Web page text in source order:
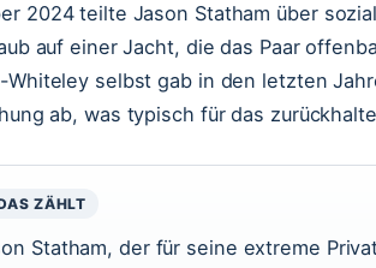
2024 teilte Jason Statham über
auf einer Jacht, die das Paar
Whiteley selbst gab in den letzten
ab, was typisch für das
ZÄHLT
Statham, der für seine extreme